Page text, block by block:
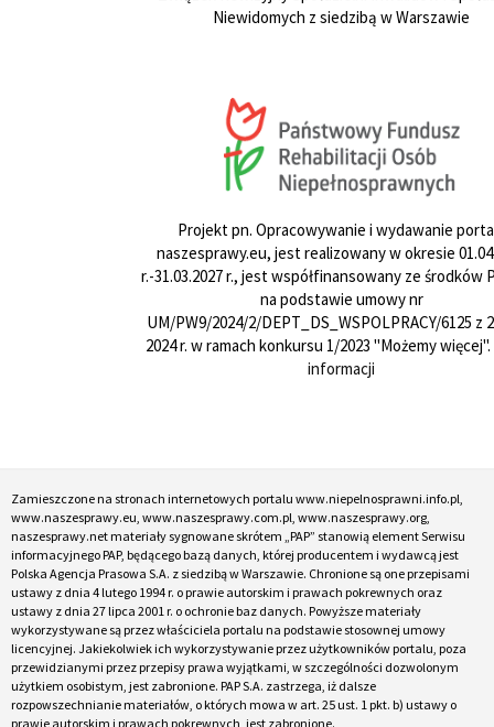
Niewidomych z siedzibą w Warszawie
Projekt pn. Opracowywanie i wydawanie
naszesprawy.eu, jest realizowany w okresie
r.-31.03.2027 r., jest współfinansowany ze środków
na podstawie umowy nr
UM/PW9/2024/2/DEPT_DS_WSPOLPRACY/6125 z
2024 r. w ramach konkursu 1/2023 "Możemy więcej".
informacji
Zamieszczone na stronach internetowych portalu www.niepelnosprawni.info.pl,
www.naszesprawy.eu, www.naszesprawy.com.pl, www.naszesprawy.org,
naszesprawy.net materiały sygnowane skrótem „PAP” stanowią element Serwisu
informacyjnego PAP, będącego bazą danych, której producentem i wydawcą jest
Polska Agencja Prasowa S.A. z siedzibą w Warszawie. Chronione są one przepisami
ustawy z dnia 4 lutego 1994 r. o prawie autorskim i prawach pokrewnych oraz
ustawy z dnia 27 lipca 2001 r. o ochronie baz danych. Powyższe materiały
wykorzystywane są przez właściciela portalu na podstawie stosownej umowy
licencyjnej. Jakiekolwiek ich wykorzystywanie przez użytkowników portalu, poza
przewidzianymi przez przepisy prawa wyjątkami, w szczególności dozwolonym
użytkiem osobistym, jest zabronione. PAP S.A. zastrzega, iż dalsze
rozpowszechnianie materiałów, o których mowa w art. 25 ust. 1 pkt. b) ustawy o
prawie autorskim i prawach pokrewnych, jest zabronione.